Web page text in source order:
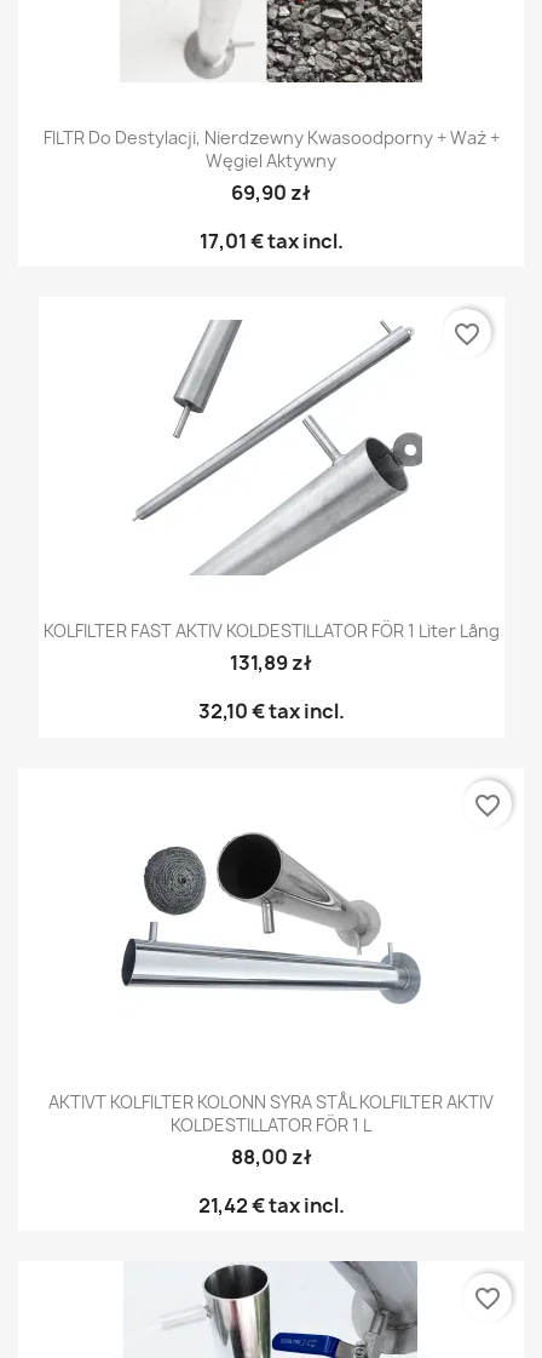
FILTR Do Destylacji, Nierdzewny Kwasoodporny + Waż +
Węgiel Aktywny
69,90 zł
17,01 €tax incl.
KOLFILTER FAST AKTIV KOLDESTILLATOR FÖR 1 Liter Lång
131,89 zł
32,10 €tax incl.
favorite_border
AKTIVT KOLFILTER KOLONN SYRA STÅL KOLFILTER AKTIV
KOLDESTILLATOR FÖR 1 L
88,00 zł
21,42 €tax incl.
favorite_border
favorite_border